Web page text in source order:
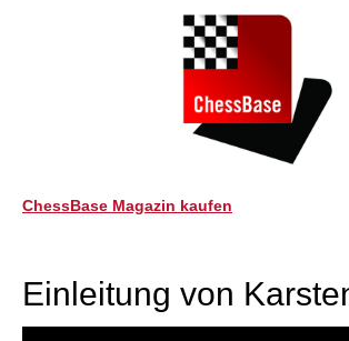
ChessBase Magazin kaufen
Einleitung von